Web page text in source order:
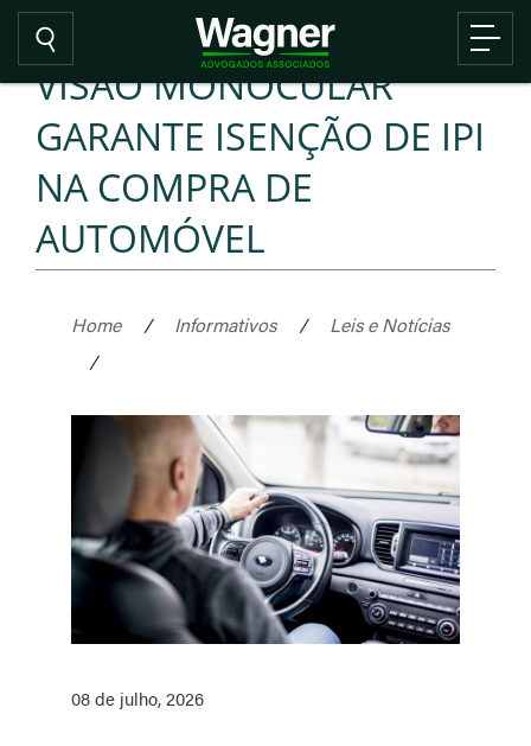
VISÃO MONOCULAR
GARANTE ISENÇÃO DE IPI
NA COMPRA DE
AUTOMÓVEL
Home / Informativos /
Leis e Notícias
/
08 de julho, 2026